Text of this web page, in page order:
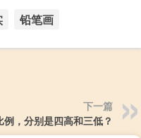
铅笔画
下一篇
，分别是四高和三低？